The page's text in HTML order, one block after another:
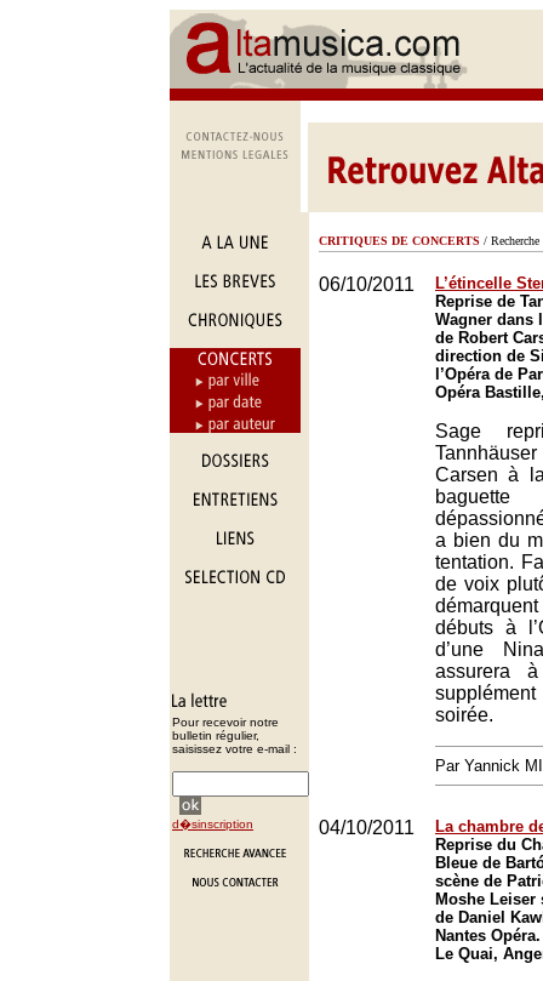
Pour recevoir notre
bulletin régulier,
saisissez votre e-mail :
d�sinscription
CRITIQUES DE CONCERTS / Recherche
06/10/2011
L’étincelle
Reprise de
Wagner dans
de Robert
direction de
l’Opéra de
Opéra
Sage
Carsen à
a bien du
tentation.
de voix
débuts à
d’une
assurera
soirée.
Par Yannick
04/10/2011
La chambre
Reprise du
Bleue de
scène de
Moshe
de Daniel
Nantes Opéra.
Le Quai,